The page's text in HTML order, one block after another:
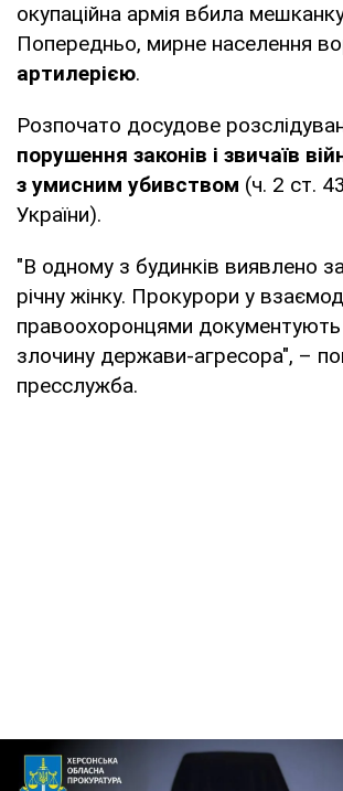
окупаційна армія вбила мешканку
Попередньо, мирне населення
артилерією.
Розпочато досудове
порушення законів і звичаїв
з умисним убивством (ч. 2 ст.
України).
"В одному з будинків виявлено
річну жінку. Прокурори у
правоохоронцями документують
злочину держави-агресора", –
пресслужба.